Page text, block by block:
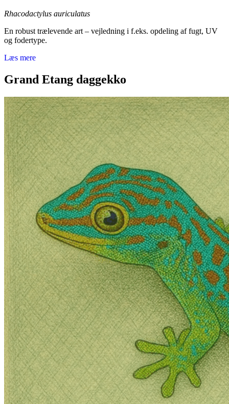
Rhacodactylus auriculatus
En robust trælevende art – vejledning i f.eks. opdeling af fugt, UV
og fodertype.
Læs mere
Grand Etang daggekko